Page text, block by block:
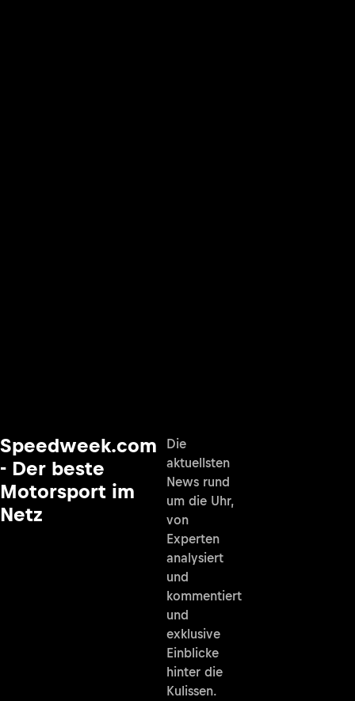
Speedweek.com
- Der beste
Motorsport im
Netz
Die
aktuellsten
News rund
um die Uhr,
von
Experten
analysiert
und
kommentiert
und
exklusive
Einblicke
hinter die
Kulissen.